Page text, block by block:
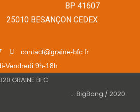
BP 41607
25010 BESANÇON CEDEX
contact@graine-bfc.fr
Vendredi 9h-18h
GRAINE BFC
... BigBang / 2020